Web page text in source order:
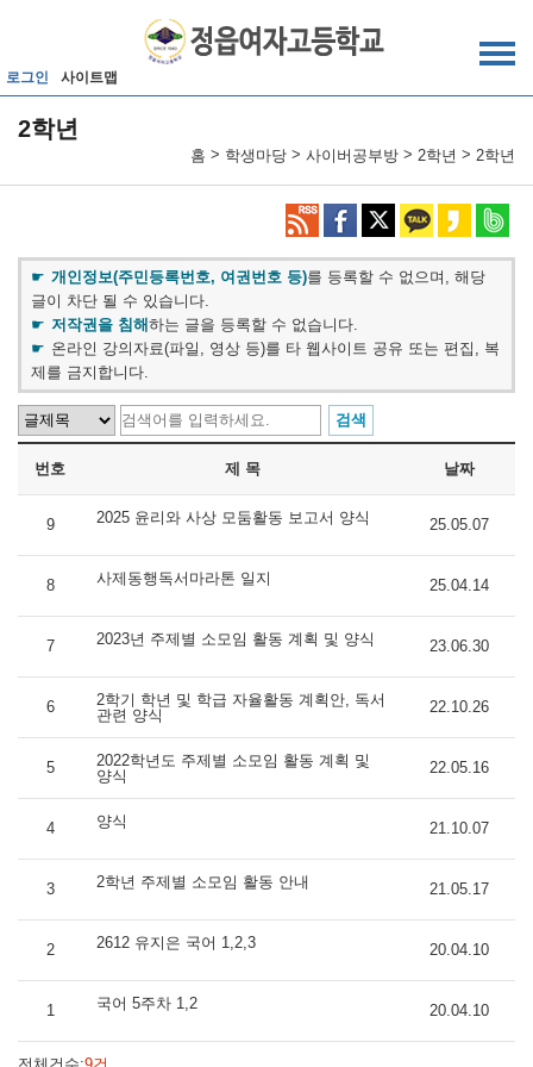
로그인 사이트맵
2학년
홈 > 학생마당 > 사이버공부방 > 2학년 > 2학년
개인정보(주민등록번호, 여권번호 등)를 등록할 수 없으며, 해당
글이 차단 될 수 있습니다.
저작권을 침해하는 글을 등록할 수 없습니다.
온라인 강의자료(파일, 영상 등)를 타 웹사이트 공유 또는 편집, 복
제를 금지합니다.
번호 제 목 날짜
9 2025 윤리와 사상 모둠활동 보고서 양식 25.05.07
8 사제동행독서마라톤 일지 25.04.14
7 2023년 주제별 소모임 활동 계획 및 양식 23.06.30
6
2학기 학년 및 학급 자율활동 계획안, 독서
관련 양식
22.10.26
5
2022학년도 주제별 소모임 활동 계획 및
양식
22.05.16
4 양식 21.10.07
3 2학년 주제별 소모임 활동 안내 21.05.17
2 2612 유지은 국어 1,2,3 20.04.10
1 국어 5주차 1,2 20.04.10